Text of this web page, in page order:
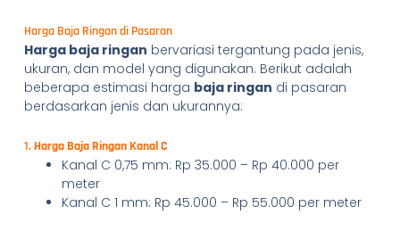
Harga Baja Ringan di Pasaran
Harga baja ringan bervariasi tergantung pada jenis,
ukuran, dan model yang digunakan. Berikut adalah
beberapa estimasi harga baja ringan di pasaran
berdasarkan jenis dan ukurannya:
1. Harga Baja Ringan Kanal C
Kanal C 0,75 mm: Rp 35.000 – Rp 40.000 per
meter
Kanal C 1 mm: Rp 45.000 – Rp 55.000 per meter